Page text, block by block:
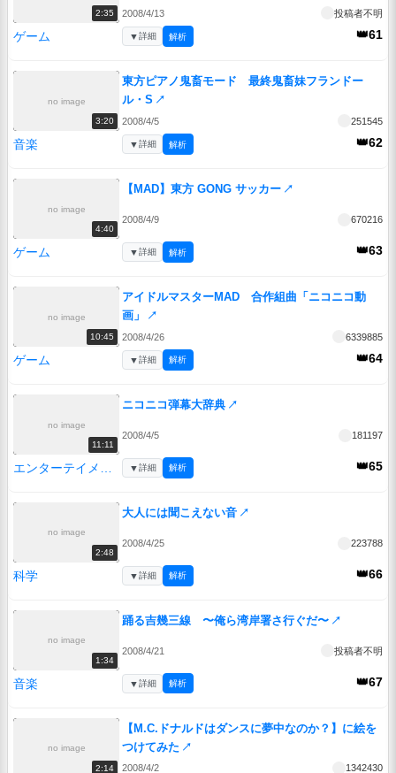
2:35 2008/4/13 投稿者不明
ゲーム 👑61
▼詳細 解析
no image
3:20
東方ピアノ鬼畜モード 最終鬼畜妹フランドー
ル・S ↗
2008/4/5 251545
音楽 👑62
▼詳細 解析
no image
4:40
【MAD】東方 GONG サッカー ↗
2008/4/9 670216
ゲーム 👑63
▼詳細 解析
no image
10:45
アイドルマスターMAD 合作組曲「ニコニコ動
画」
↗
2008/4/26 6339885
ゲーム 👑64
▼詳細 解析
no image
11:11
ニコニコ弾幕大辞典 ↗
2008/4/5 181197
👑65
▼詳細 解析
no image
2:48
大人には聞こえない音 ↗
2008/4/25 223788
科学 👑66
▼詳細 解析
no image
1:34
踊る吉幾三線 〜俺ら湾岸署さ行ぐだ〜 ↗
2008/4/21 投稿者不明
音楽 👑67
▼詳細 解析
no image
2:14
【M.C.ドナルドはダンスに夢中なのか？】に絵を
つけてみた ↗
2008/4/2 1342430